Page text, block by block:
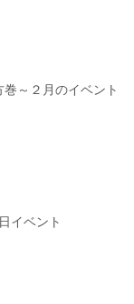
～２月のイベント
イベント